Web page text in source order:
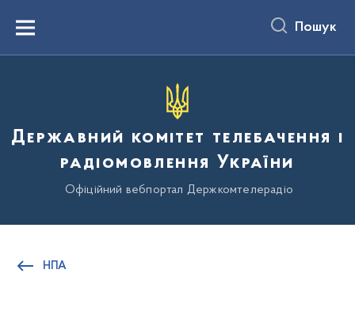
вмістуMenu Пошук
Державний комітет телебачення і
радіомовлення України
Офіційний вебпортал Держкомтелерадіо
НПА